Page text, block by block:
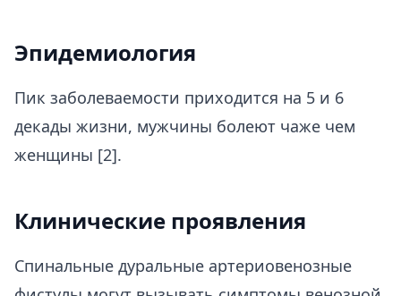
Эпидемиология
Пик заболеваемости приходится на 5 и 6
декады жизни, мужчины болеют чаже чем
женщины [2].
Клинические проявления
Спинальные дуральные артериовенозные